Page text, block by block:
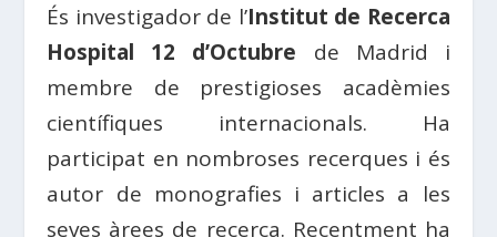
És investigador de l’Institut de Recerca
Hospital 12 d’Octubre de Madrid i
membre de prestigioses acadèmies
científiques internacionals. Ha
participat en nombroses recerques i és
autor de monografies i articles a les
seves àrees de recerca. Recentment ha